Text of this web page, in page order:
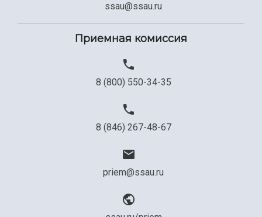
ssau@ssau.ru
Приемная комиссия
8 (800) 550-34-35
8 (846) 267-48-67
priem@ssau.ru